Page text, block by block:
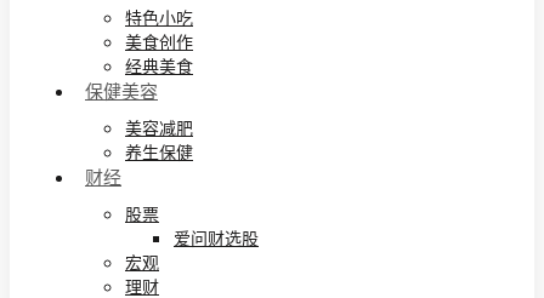
特色小吃
美食创作
经典美食
保健美容
美容减肥
养生保健
财经
股票
爱问财选股
宏观
理财